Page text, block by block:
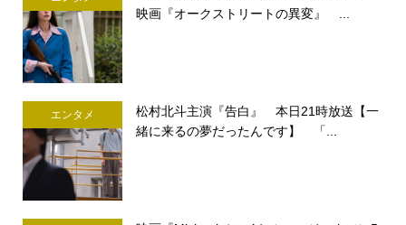
映画『オークストリートの異変』 ...
エンタメ
松村北斗主演『告白』 本日21時放送【一
緒に来るの夢だったんです】 「...